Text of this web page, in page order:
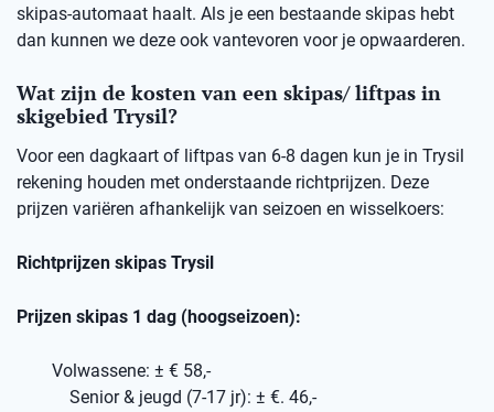
skipas-automaat haalt. Als je een bestaande skipas hebt
dan kunnen we deze ook vantevoren voor je opwaarderen.
Wat zijn de kosten van een skipas/ liftpas in
skigebied Trysil?
Voor een dagkaart of liftpas van 6-8 dagen kun je in Trysil
rekening houden met onderstaande richtprijzen. Deze
prijzen variëren afhankelijk van seizoen en wisselkoers:
Richtprijzen skipas Trysil
Prijzen skipas 1 dag (hoogseizoen):
Volwassene: ± € 58,-
Senior & jeugd (7-17 jr): ± €. 46,-